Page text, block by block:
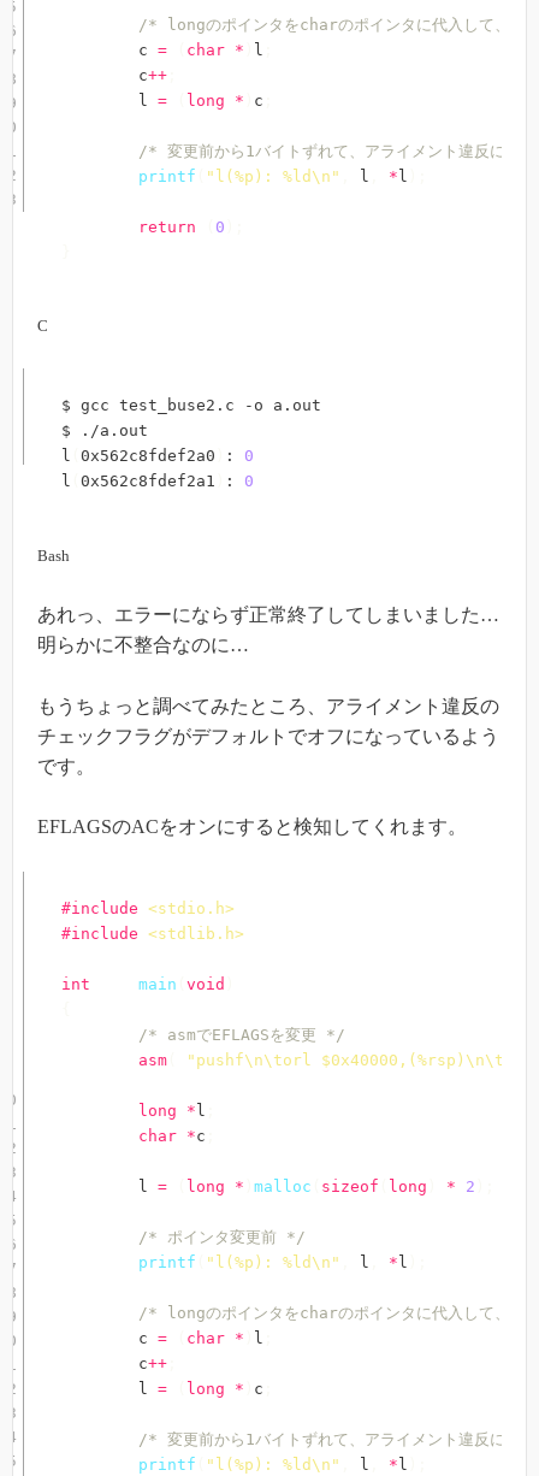
/* longのポインタをcharのポインタに代入して、1
	c
= char * l
	c
++
	l
= long * c
/* 変更前から1バイトずれて、アライメント違反にな
printf
"l(%p): %ld\n" l *l
return 0
C
$ gcc test_buse2.c -o a.out
$ ./a.out
l 0x562c8fdef2a0 : 0
l 0x562c8fdef2a1 : 0
Bash
あれっ、エラーにならず正常終了してしまいました…
明らかに不整合なのに…
もうちょっと調べてみたところ、アライメント違反の
チェックフラグがデフォルトでオフになっているよう
です。
EFLAGSのACをオンにすると検知してくれます。
#include <stdio.h>
#include <stdlib.h>
int main void
/* asmでEFLAGSを変更 */
asm
"pushf\n\torl
long * l
char *c
	l
= long * malloc sizeof long * 2
/* ポインタ変更前 */
printf
"l(%p): %ld\n" l * l
/* longのポインタをcharのポインタに代入して、1
	c
= char * l
	c
++
	l
= long * c
/* 変更前から1バイトずれて、アライメント違反にな
printf
"l(%p): %ld\n" l * l